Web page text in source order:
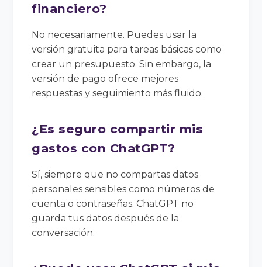
financiero?
No necesariamente. Puedes usar la
versión gratuita para tareas básicas como
crear un presupuesto. Sin embargo, la
versión de pago ofrece mejores
respuestas y seguimiento más fluido.
¿Es seguro compartir mis
gastos con ChatGPT?
Sí, siempre que no compartas datos
personales sensibles como números de
cuenta o contraseñas. ChatGPT no
guarda tus datos después de la
conversación.